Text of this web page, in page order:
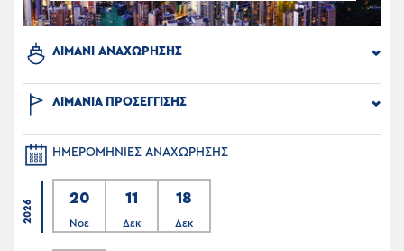
ΛΙΜΑΝΙ ΑΝΑΧΩΡΗΣΗΣ
ΛΙΜΑΝΙΑ ΠΡΟΣΕΓΓΙΣΗΣ
ΗΜΕΡΟΜΗΝΙΕΣ ΑΝΑΧΩΡΗΣΗΣ
2026
20
Νοε
11
Δεκ
18
Δεκ